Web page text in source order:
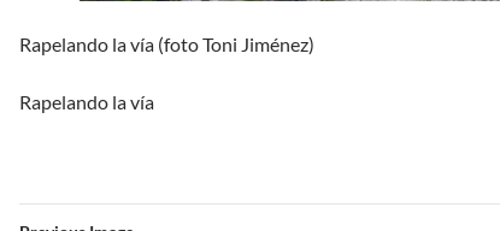
Rapelando la vía (foto Toni Jiménez)
Rapelando la vía